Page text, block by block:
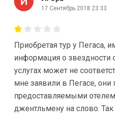
17 Сентябрь 2018 23:33
Приобретая тур у Пегаса,
информация о звездности
услугах может не
мне заявили в Пегасе,
предоставляемыми
джентльмену на слово.